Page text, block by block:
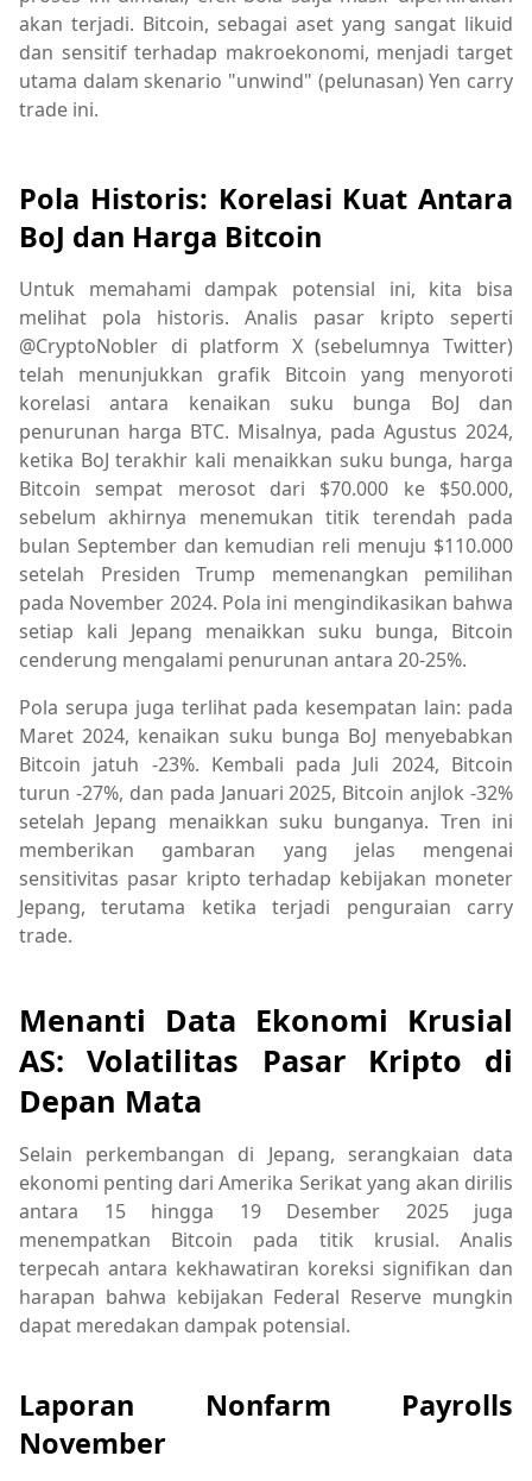
akan terjadi. Bitcoin, sebagai aset yang sangat likuid
dan sensitif terhadap makroekonomi, menjadi target
utama dalam skenario "unwind" (pelunasan) Yen carry
trade ini.
Pola Historis: Korelasi Kuat Antara
BoJ dan Harga Bitcoin
Untuk memahami dampak potensial ini, kita bisa
melihat pola historis. Analis pasar kripto seperti
@CryptoNobler di platform X (sebelumnya Twitter)
telah menunjukkan grafik Bitcoin yang menyoroti
korelasi antara kenaikan suku bunga BoJ dan
penurunan harga BTC. Misalnya, pada Agustus 2024,
ketika BoJ terakhir kali menaikkan suku bunga, harga
Bitcoin sempat merosot dari $70.000 ke $50.000,
sebelum akhirnya menemukan titik terendah pada
bulan September dan kemudian reli menuju $110.000
setelah Presiden Trump memenangkan pemilihan
pada November 2024. Pola ini mengindikasikan bahwa
setiap kali Jepang menaikkan suku bunga, Bitcoin
cenderung mengalami penurunan antara 20-25%.
Pola serupa juga terlihat pada kesempatan lain: pada
Maret 2024, kenaikan suku bunga BoJ menyebabkan
Bitcoin jatuh -23%. Kembali pada Juli 2024, Bitcoin
turun -27%, dan pada Januari 2025, Bitcoin anjlok -32%
setelah Jepang menaikkan suku bunganya. Tren ini
memberikan gambaran yang jelas mengenai
sensitivitas pasar kripto terhadap kebijakan moneter
Jepang, terutama ketika terjadi penguraian carry
trade.
Menanti Data Ekonomi Krusial
AS: Volatilitas Pasar Kripto di
Depan Mata
Selain perkembangan di Jepang, serangkaian data
ekonomi penting dari Amerika Serikat yang akan dirilis
antara 15 hingga 19 Desember 2025 juga
menempatkan Bitcoin pada titik krusial. Analis
terpecah antara kekhawatiran koreksi signifikan dan
harapan bahwa kebijakan Federal Reserve mungkin
dapat meredakan dampak potensial.
Laporan Nonfarm Payrolls
November